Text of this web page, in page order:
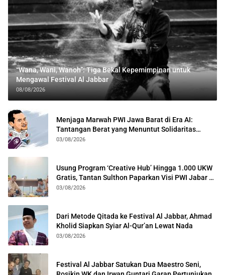
“Wana, Wani, Wanoh”: Tiga Bekal Kepemimpinan untuk
Mengawal Festival Al Jabbar
08/08/2026
Menjaga Marwah PWI Jawa Barat di Era AI:
Tantangan Berat yang Menuntut Solidaritas
Lintas Generasi
03/08/2026
Usung Program ‘Creative Hub’ Hingga 1.000 UKW
Gratis, Tantan Sulthon Paparkan Visi PWI Jabar di
Kota Bogor
03/08/2026
Dari Metode Qitada ke Festival Al Jabbar, Ahmad
Kholid Siapkan Syiar Al-Qur’an Lewat Nada
03/08/2026
Festival Al Jabbar Satukan Dua Maestro Seni,